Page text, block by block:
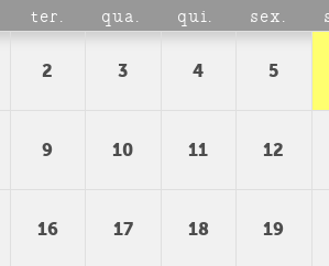
ter. qua. qui. sex.
2 3 4 5
9 10 11 12
16 17 18 19